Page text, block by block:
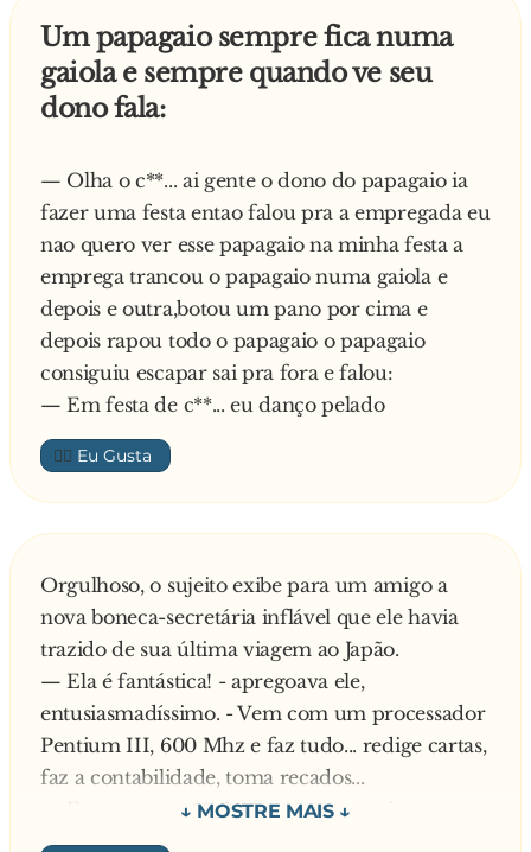
Depois de uma hora, ela volta com o tapete
enrolado no ombro. A mãe e a filha fizeram a
perguntaram como ela tinha conseguido se
segurar diante daquele fenômeno.
— Mas quem foi que disse que eu consegui —
disse a vovó — Eu caguei o tapete inteiro! Só
estou trazendo ele pra lavar...
espremeram dentro de um banheiro e os
gaúchos em outro banheiro ao lado.
O trem partiu. Logo depois, um dos gaúchos
saiu, foi até a porta do banheiro dos argentinos.
— A passagem, por favor.
Um papagaio sempre fica numa
gaiola e sempre quando ve seu
dono fala:
— Olha o c**... ai gente o dono do papagaio ia
fazer uma festa entao falou pra a empregada eu
nao quero ver esse papagaio na minha festa a
emprega trancou o papagaio numa gaiola e
depois e outra,botou um pano por cima e
depois rapou todo o papagaio o papagaio
consiguiu escapar sai pra fora e falou:
— Em festa de c**... eu danço pelado
👍🏼
Orgulhoso, o sujeito exibe para um amigo a
nova boneca-secretária inflável que ele havia
trazido de sua última viagem ao Japão.
— Ela é fantástica! - apregoava ele,
entusiasmadíssimo. - Vem com um processador
Pentium III, 600 Mhz e faz tudo... redige cartas,
faz a contabilidade, toma recados...
— E quanto ao s**...? - pergunta o amigo,
curioso.